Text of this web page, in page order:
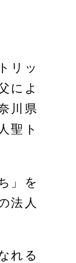
リッ
によ
川県
聖ト
」を
法人
れる